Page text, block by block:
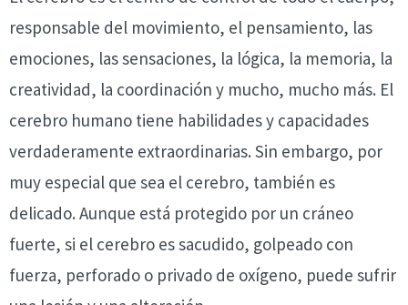
responsable del movimiento, el pensamiento, las
emociones, las sensaciones, la lógica, la memoria, la
creatividad, la coordinación y mucho, mucho más. El
cerebro humano tiene habilidades y capacidades
verdaderamente extraordinarias. Sin embargo, por
muy especial que sea el cerebro, también es
delicado. Aunque está protegido por un cráneo
fuerte, si el cerebro es sacudido, golpeado con
fuerza, perforado o privado de oxígeno, puede sufrir